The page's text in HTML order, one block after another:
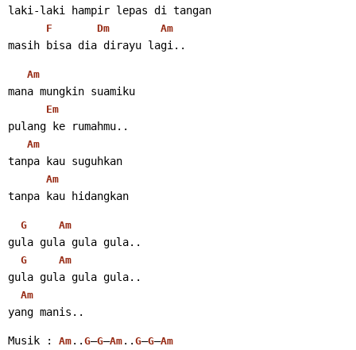
laki-laki hampir lepas di tangan
F Dm Am
masih bisa dia dirayu lagi..
Am
mana mungkin suamiku
Em
pulang ke rumahmu..
Am
tanpa kau suguhkan
Am
tanpa kau hidangkan
G Am
gula gula gula gula..
G Am
gula gula gula gula..
Am
yang manis..
Musik : Am .. G–G–Am .. G–G–Am